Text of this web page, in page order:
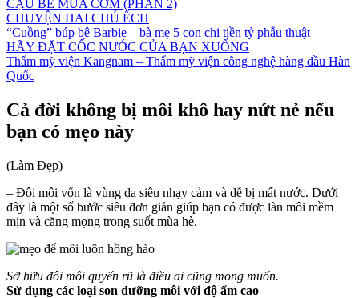
CẬU BÉ MUA CƠM (PHẦN 2)
CHUYỆN HAI CHÚ ẾCH
“Cuồng” búp bê Barbie – bà mẹ 5 con chi tiền tỷ phẫu thuật
HÃY ĐẶT CỐC NƯỚC CỦA BẠN XUỐNG
Thẩm mỹ viện Kangnam – Thẩm mỹ viện công nghệ hàng đầu Hàn
Quốc
Cả đời không bị môi khô hay nứt nẻ nếu
bạn có mẹo này
(Làm Đẹp)
– Đôi môi vốn là vùng da siêu nhạy cảm và dễ bị mất nước. Dưới
đây là một số bước siêu đơn giản giúp bạn có được làn môi mềm
mịn và căng mọng trong suốt mùa hè.
Sở hữu đôi môi quyến rũ là điều ai cũng mong muốn.
Sử dụng các loại son dưỡng môi với độ ẩm cao